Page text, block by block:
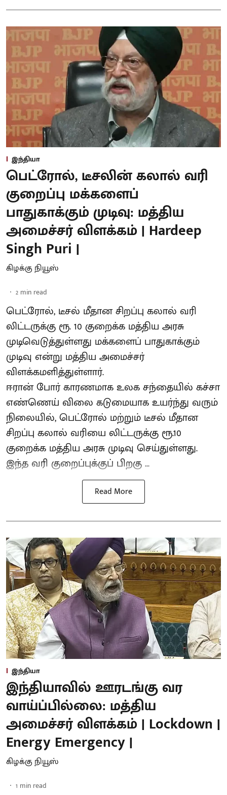
இந்தியா
பெட்ரோல், டீசலின் கலால் வரி
குறைப்பு மக்களைப்
பாதுகாக்கும் முடிவு: மத்திய
அமைச்சர் விளக்கம் | Hardeep
Singh Puri |
கிழக்கு நியூஸ்
2 min read
பெட்ரோல், டீசல் மீதான சிறப்பு கலால் வரி
லிட்டருக்கு ரூ. 10 குறைக்க மத்திய அரசு
முடிவெடுத்துள்ளது மக்களைப் பாதுகாக்கும்
முடிவு என்று மத்திய அமைச்சர்
விளக்கமளித்துள்ளார்.
ஈரான் போர் காரணமாக உலக சந்தையில் கச்சா
எண்ணெய் விலை கடுமையாக உயர்ந்து வரும்
நிலையில், பெட்ரோல் மற்றும் டீசல் மீதான
சிறப்பு கலால் வரியை லிட்டருக்கு ரூ.10
குறைக்க மத்திய அரசு முடிவு செய்துள்ளது.
இந்த வரி குறைப்புக்குப் பிறகு ...
Read More
இந்தியா
இந்தியாவில் ஊரடங்கு வர
வாய்ப்பில்லை: மத்திய
அமைச்சர் விளக்கம் | Lockdown |
Energy Emergency |
கிழக்கு நியூஸ்
1 min read